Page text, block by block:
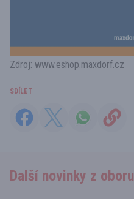
Zdroj: www.eshop.maxdorf.cz
SDÍLET
Další novinky z oboru